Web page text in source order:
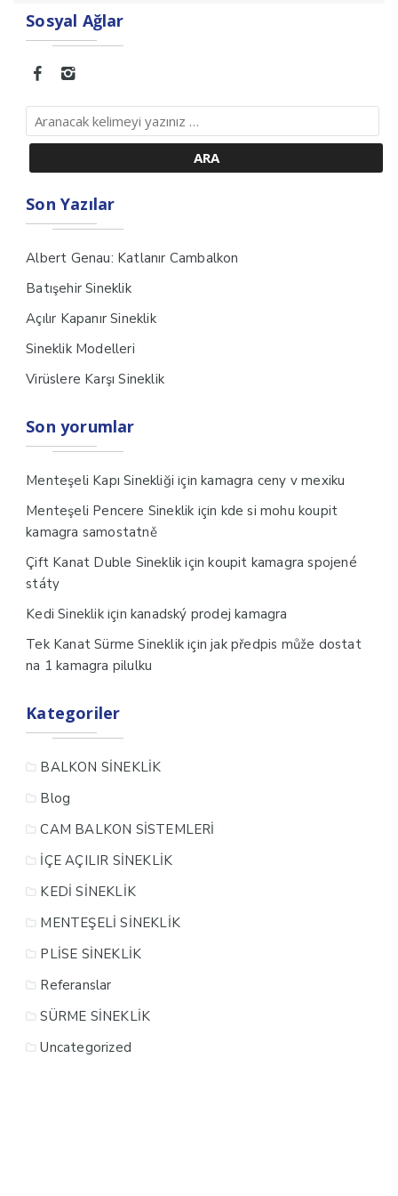
Sosyal Ağlar
Son Yazılar
Albert Genau: Katlanır Cambalkon
Batışehir Sineklik
Açılır Kapanır Sineklik
Sineklik Modelleri
Virüslere Karşı Sineklik
Son yorumlar
Menteşeli Kapı Sinekliği içinkamagra ceny v mexiku
Menteşeli Pencere Sineklik için kde si mohu koupit
kamagra samostatně
Çift Kanat Duble Sineklik içinkoupit kamagra spojené
státy
Kedi Sineklikiçin kanadský prodej kamagra
Tek Kanat Sürme Sineklikiçinjak předpis může dostat
na 1 kamagra pilulku
Kategoriler
BALKON SİNEKLİK
Blog
CAM BALKON SİSTEMLERİ
İÇE AÇILIR SİNEKLİK
KEDİ SİNEKLİK
MENTEŞELİ SİNEKLİK
PLİSE SİNEKLİK
Referanslar
SÜRME SİNEKLİK
Uncategorized